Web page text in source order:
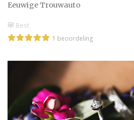
Eeuwige Trouwauto
Best
1 beoordeling